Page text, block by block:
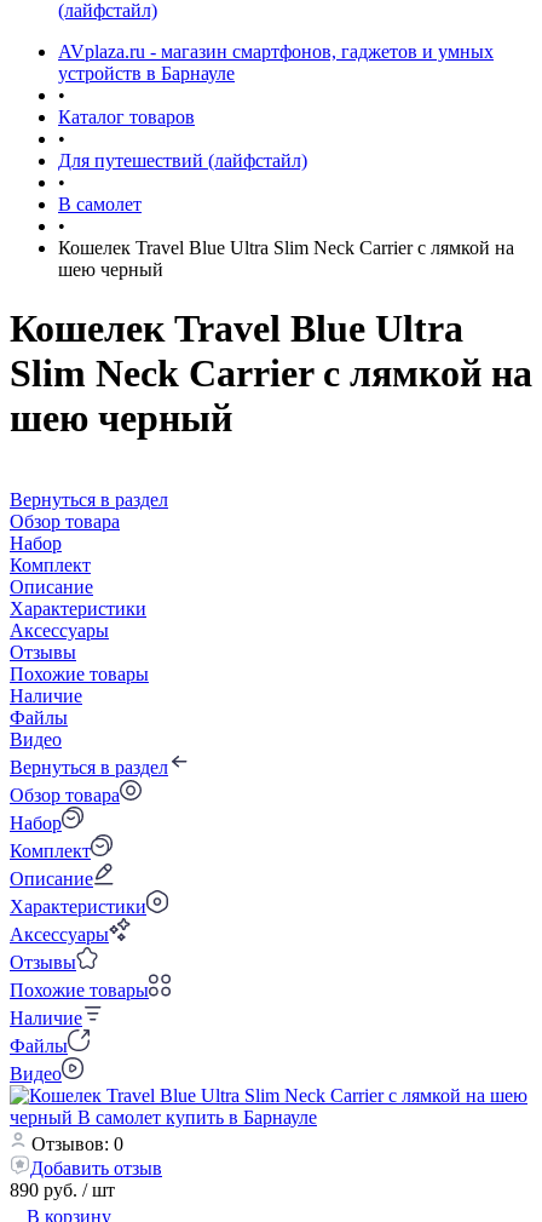
(лайфстайл)
AVplaza.ru - магазин смартфонов, гаджетов и умных
устройств в Барнауле
•
Каталог товаров
•
Для путешествий (лайфстайл)
•
В самолет
•
Кошелек Travel Blue Ultra Slim Neck Carrier с лямкой на
шею черный
Кошелек Travel Blue Ultra
Slim Neck Carrier с лямкой на
шею черный
Вернуться в раздел
Обзор товара
Набор
Комплект
Описание
Характеристики
Аксессуары
Отзывы
Похожие товары
Наличие
Файлы
Видео
Вернуться в раздел
Обзор товара
Набор
Комплект
Описание
Характеристики
Аксессуары
Отзывы
Похожие товары
Наличие
Файлы
Видео
Отзывов: 0
Добавить отзыв
890 руб. / шт
В корзину